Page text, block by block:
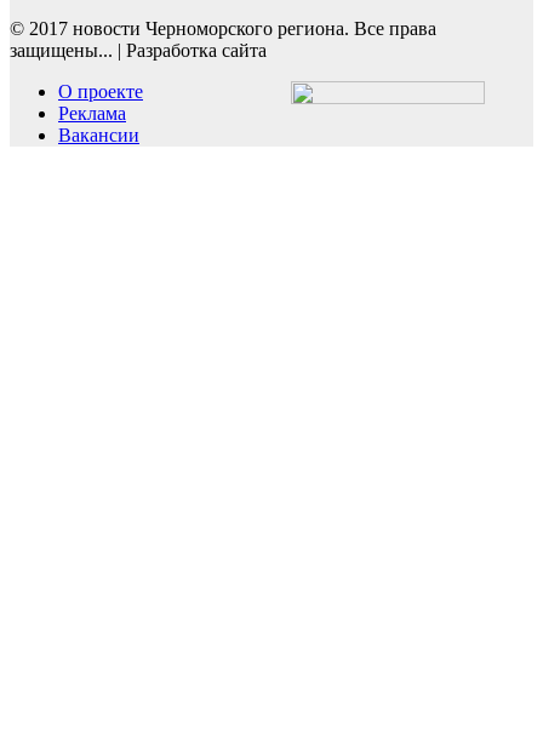
© 2017 новости Черноморского региона. Все права
защищены... | Разработка сайта
О проекте
Реклама
Вакансии